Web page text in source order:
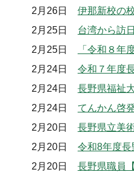
2月26日
伊那新校の
2月25日
台湾から訪
2月25日
「令和８年
2月24日
令和７年度
2月24日
長野県福祉
2月24日
てんかん啓
2月20日
長野県立美
2月20日
令和8年度長
2月20日
長野県職員